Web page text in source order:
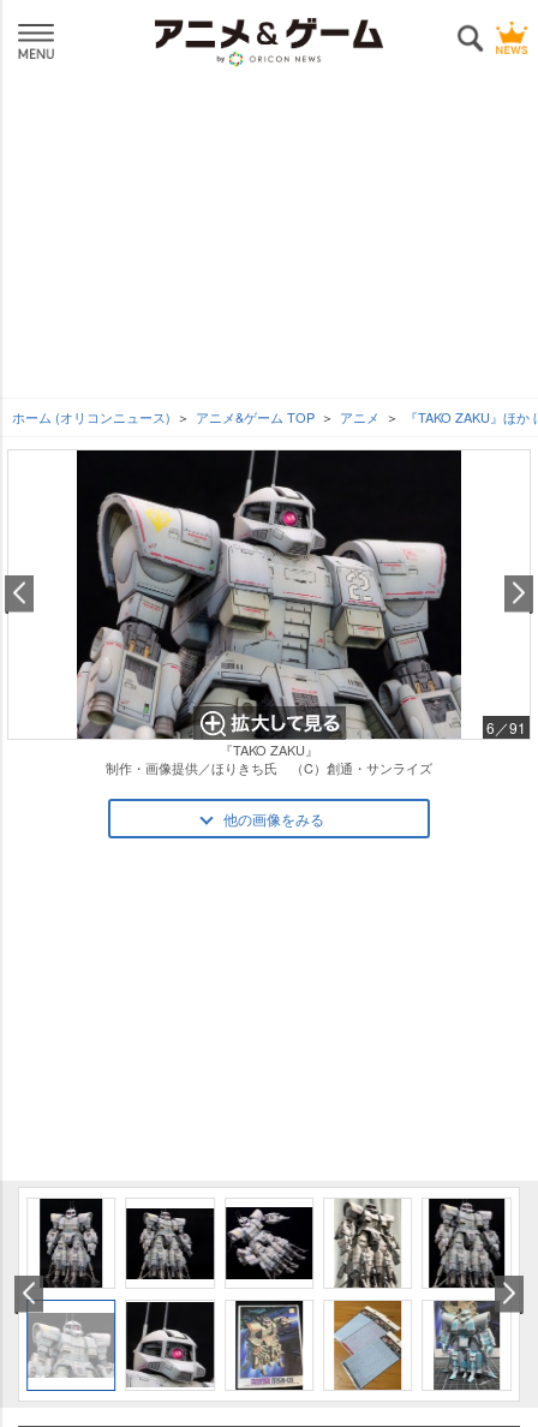
ホーム (オリコンニュース) アニメ&ゲーム TOP アニメ 『TAKO ZAKU』ほ
6／91
『TAKO ZAKU』
制作・画像提供／ほりきち氏 （C）創通・サンライズ
他の画像をみる